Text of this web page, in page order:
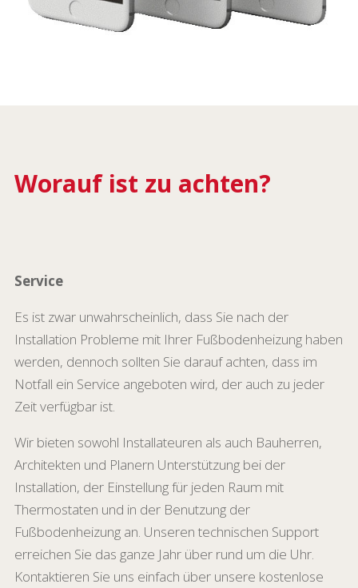
Worauf ist zu achten?
Service
Es ist zwar unwahrscheinlich, dass Sie nach der
Installation Probleme mit Ihrer Fußbodenheizung haben
werden, dennoch sollten Sie darauf achten, dass im
Notfall ein Service angeboten wird, der auch zu jeder
Zeit verfügbar ist.
Wir bieten sowohl Installateuren als auch Bauherren,
Architekten und Planern Unterstützung bei der
Installation, der Einstellung für jeden Raum mit
Thermostaten und in der Benutzung der
Fußbodenheizung an. Unseren technischen Support
erreichen Sie das ganze Jahr über rund um die Uhr.
Kontaktieren Sie uns einfach über unsere kostenlose